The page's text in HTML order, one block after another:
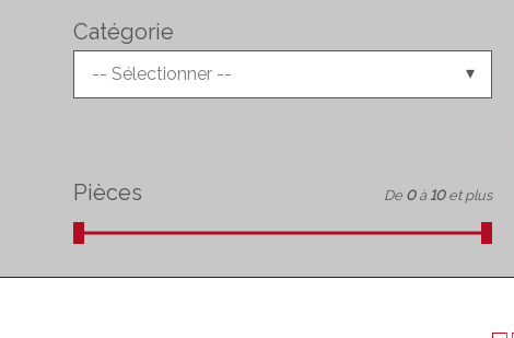
Catégorie
-- Sélectionner --
Pièces De 0 à 10 et plus